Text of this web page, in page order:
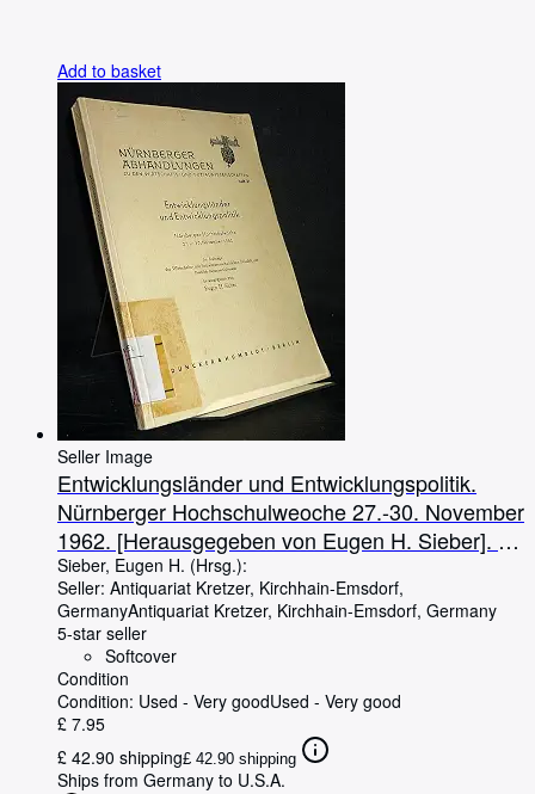
Add to basket
Seller Image
Entwicklungsländer und Entwicklungspolitik.
Nürnberger Hochschulweoche 27.-30. November
1962. [Herausgegeben von Eugen H. Sieber]. (=
Nürnberger Abhandlungen zu den Wirtschafts-
und Sozialwissenschaften, Heft 21).
Sieber, Eugen H. (Hrsg.):
Seller: Antiquariat Kretzer, Kirchhain-Emsdorf,
GermanyAntiquariat Kretzer, Kirchhain-Emsdorf, Germany
5-star seller
Softcover
Condition
Condition: Used - Very goodUsed - Very good
£ 7.95
£ 42.90 shipping£ 42.90 shipping
Ships from Germany to U.S.A.